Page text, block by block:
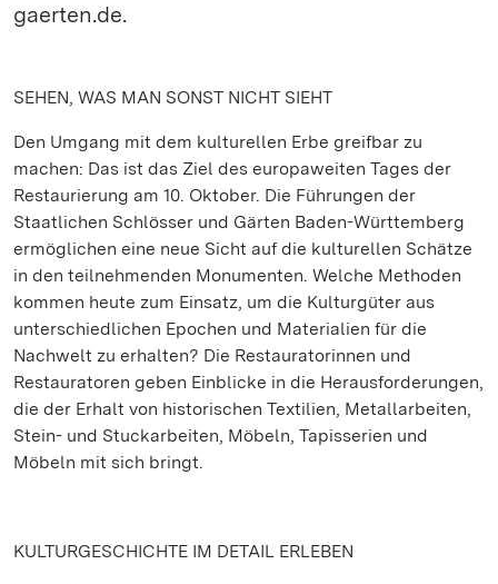
gaerten.de.
SEHEN, WAS MAN SONST NICHT SIEHT
Den Umgang mit dem kulturellen Erbe greifbar zu
machen: Das ist das Ziel des europaweiten Tages der
Restaurierung am 10. Oktober. Die Führungen der
Staatlichen Schlösser und Gärten Baden-Württemberg
ermöglichen eine neue Sicht auf die kulturellen Schätze
in den teilnehmenden Monumenten. Welche Methoden
kommen heute zum Einsatz, um die Kulturgüter aus
unterschiedlichen Epochen und Materialien für die
Nachwelt zu erhalten? Die Restauratorinnen und
Restauratoren geben Einblicke in die Herausforderungen,
die der Erhalt von historischen Textilien, Metallarbeiten,
Stein- und Stuckarbeiten, Möbeln, Tapisserien und
Möbeln mit sich bringt.
KULTURGESCHICHTE IM DETAIL ERLEBEN